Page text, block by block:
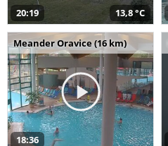
20:19 13,8 °C
Meander Oravice (16 km)
18:36